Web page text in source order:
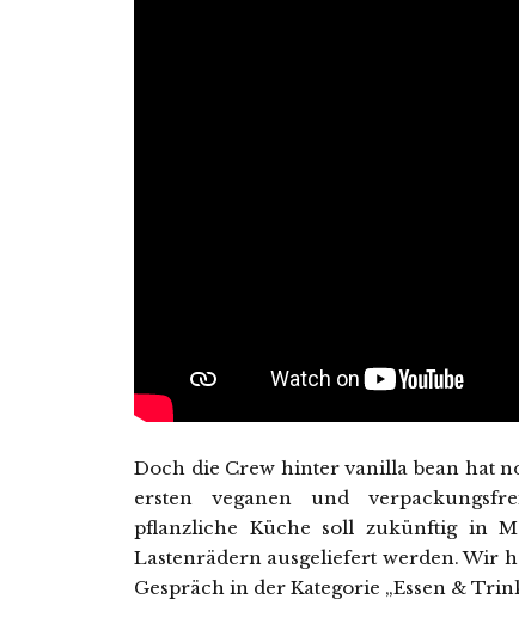
Doch die Crew hinter vanilla bean hat
ersten veganen und
pflanzliche Küche soll zukünftig in
Lastenrädern ausgeliefert werden. Wir
Gespräch in der Kategorie „Essen &